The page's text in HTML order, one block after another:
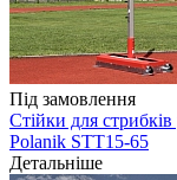
Під замовлення
Стійки для
Polanik STT15-65
Детальніше